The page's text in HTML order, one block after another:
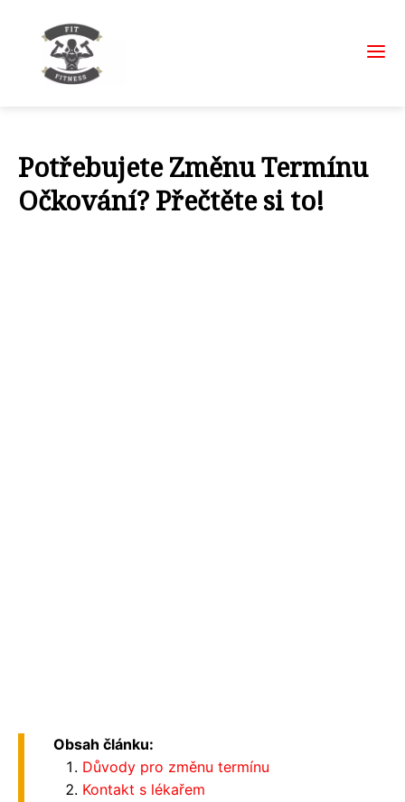
Potřebujete Změnu Termínu
Očkování? Přečtěte si to!
Obsah článku:
Důvody pro změnu termínu
Kontakt s lékařem